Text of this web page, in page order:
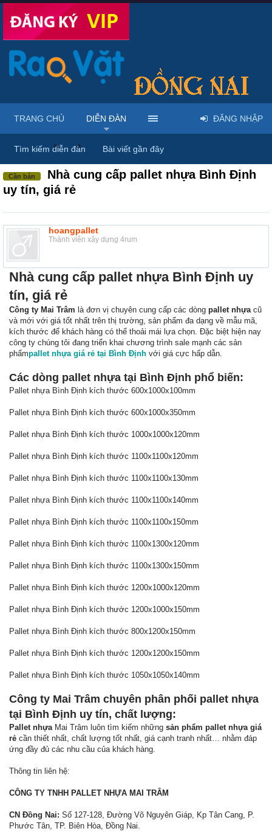
Diễn đàn ... Rao vặt tổng hợp - Uy tín - Miễn phí
Cần bán
Nhà cung cấp pallet nhựa Bình Định
uy tín, giá rẻ
hoangpallet
Thành viên xây dựng 4rum
Nhà cung cấp pallet nhựa Bình Định uy
tín, giá rẻ
Công ty Mai Trâm là đơn vị chuyên cung cấp các dòng pallet nhựacũ
và mới với giá tốt nhất trên thị trường, sản phẩm đa dạng về mẫu mã,
kích thước để khách hàng có thể thoải mái lựa chọn. Đặc biệt hiện nay
công ty chúng tôi đang triển khai chương trình sale mạnh các sản
phẩmpallet nhựa giá rẻ tại Bình Định với giá cực hấp dẫn.
Các dòng pallet nhựa tại Bình Định phổ biến:
Pallet nhựa Bình Định kích thước 600x1000x100mm
Pallet nhựa Bình Định kích thước 600x1000x350mm
Pallet nhựa Bình Định kích thước 1000x1000x120mm
Pallet nhựa Bình Định kích thước 1100x1100x120mm
Pallet nhựa Bình Định kích thước 1100x1100x130mm
Pallet nhựa Bình Định kích thước 1100x1100x140mm
Pallet nhựa Bình Định kích thước 1100x1100x150mm
Pallet nhựa Bình Định kích thước 1100x1300x120mm
Pallet nhựa Bình Định kích thước 1100x1300x150mm
Pallet nhựa Bình Định kích thước 1200x1000x120mm
Pallet nhựa Bình Định kích thước 1200x1000x150mm
Pallet nhựa Bình Định kích thước 800x1200x150mm
Pallet nhựa Bình Định kích thước 1200x1200x150mm
Pallet nhựa Bình Định kích thước 1050x1050x140mm
Công ty Mai Trâm chuyên phân phối pallet nhựa
tại Bình Định uy tín, chất lượng:
Pallet nhựa Mai Trâm luôn tìm kiếm những sản phẩm pallet nhựa giá
rẻ cần thiết nhất, chất lượng tốt nhất, giá cạnh tranh nhất… nhằm đáp
ứng đầy đủ các nhu cầu của khách hàng.
Thông tin liên hệ:
CÔNG TY TNHH PALLET NHỰA MAI TRÂM
CN Đồng Nai: Số 127-128, Đường Võ Nguyên Giáp, Kp Tân Cang, P.
Phước Tân, TP. Biên Hòa, Đồng Nai.
TRANG CHỦ DIỄN ĐÀN
Tìm kiếm diễn đàn Bài viết gần đây
ĐĂNG NHẬP